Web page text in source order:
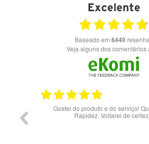
Excelente
Baseado em 6440
Veja alguns dos comentários
Bons óculos.